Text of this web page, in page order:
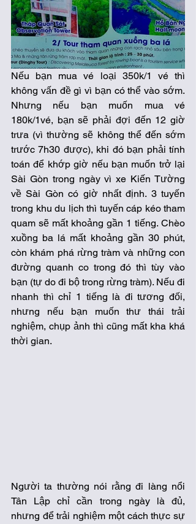
Nếu bạn mua vé loại 350k/1 vé thì
không vấn đề gì vì bạn có thể vào sớm.
Nhưng nếu bạn muốn mua vé
180k/1vé, bạn sẽ phải đợi đến 12 giờ
trưa (vì thường sẽ không thể đến sớm
trước 7h30 được), khi đó bạn phải tính
toán để khớp giờ nếu bạn muốn trở lại
Sài Gòn trong ngày vì xe Kiến Tường
về Sài Gòn có giờ nhất định. 3 tuyến
trong khu du lịch thì tuyến cáp kéo tham
quam sẽ mất khoảng gần 1 tiếng. Chèo
xuồng ba lá mất khoảng gần 30 phút,
còn khám phá rừng tràm và những con
đường quanh co trong đó thì tùy vào
bạn (tự do đi bộ trong rừng tràm). Nếu đi
nhanh thì chỉ 1 tiếng là đi tương đối,
nhưng nếu bạn muốn thư thái trải
nghiệm, chụp ảnh thì cũng mất kha khá
thời gian.
Người ta thường nói rằng đi làng nổi
Tân Lập chỉ cần trong ngày là đủ,
nhưng để trải nghiệm một cách thực sự